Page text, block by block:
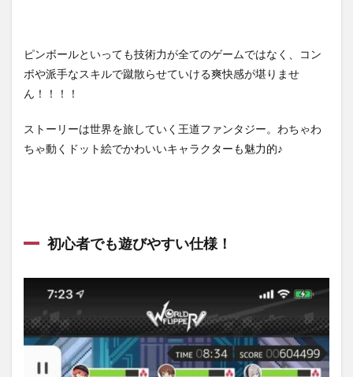
【ワ
ール
ドフ
ー】
の特
ャラ
2.2
アク
ションが痛
快！！！！
ピンボールといっても技術力が全てのゲームではなく、コン
ボや派手なスキルで蹴散らせていける爽快感が堪りませ
ん！！！！
ストーリーは世界を旅していく王道ファンタジー。わちゃわ
ちゃ動くドット絵でかわいいキャラクターも魅力的♪
初心者でも遊びやすい仕様！